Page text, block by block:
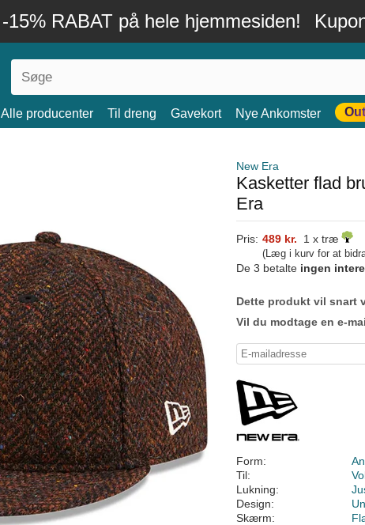
-15% RABAT på hele hjemmesiden!
Alle producenter Til dreng Gavekort Nye Ankomster
New Era
Kasketter flad
Era
Pris: 489 kr. 1 x træ
(Læg i kurv for at
De 3 betalte ingen
Dette produkt vil snart
Vil du modtage en e-
Form:
Til:
Lukning:
Design:
Skærm: